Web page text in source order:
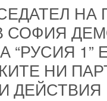
НА
СОФИЯ
“РУСИЯ
НИ
ДЕЙСТВИЯ